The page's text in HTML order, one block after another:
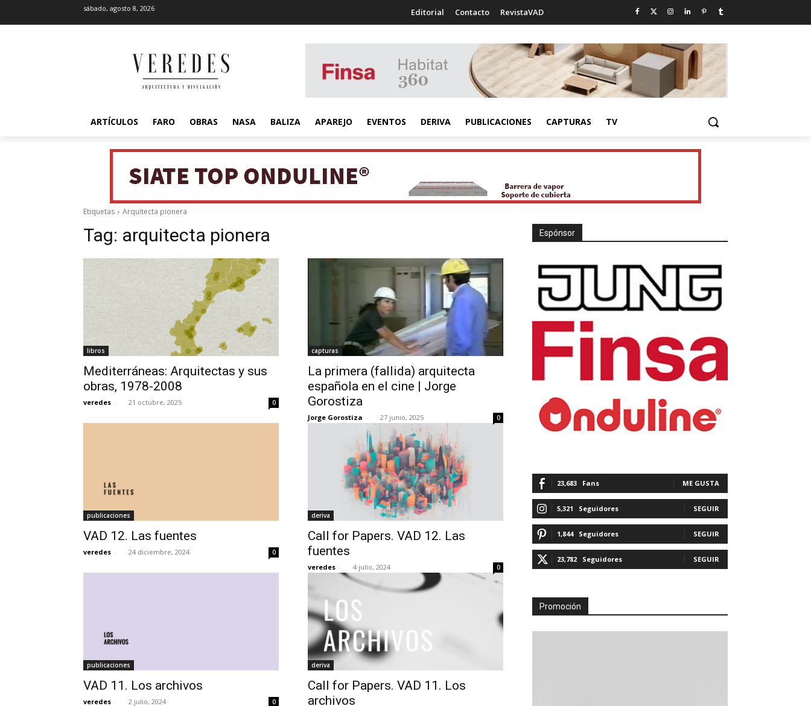
sábado, agosto 8, 2026 Editorial Contacto RevistaVAD
ARTÍCULOS FARO OBRAS NASA BALIZA APAREJO EVENTOS DERIVA PUBLICACIONES CAPTURAS TV
Etiquetas Arquitecta pionera
Tag: arquitecta pionera
libros
Mediterráneas: Arquitectas y sus
obras, 1978-2008
veredes - 21 octubre, 2025 0
capturas
La primera (fallida) arquitecta
española en el cine | Jorge
Gorostiza
Jorge Gorostiza - 27 junio, 2025 0
publicaciones
VAD 12. Las fuentes
veredes - 24 diciembre, 2024 0
deriva
Call for Papers. VAD 12. Las
fuentes
veredes - 4 julio, 2024 0
publicaciones
VAD 11. Los archivos
veredes - 2 julio, 2024 0
deriva
Call for Papers. VAD 11. Los
archivos
Espónsor
23,683 Fans ME GUSTA
5,321 Seguidores SEGUIR
1,844 Seguidores SEGUIR
23,782 Seguidores SEGUIR
Promoción